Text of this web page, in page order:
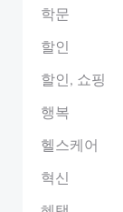
학문
할인
할인, 쇼핑
행복
헬스케어
혁신